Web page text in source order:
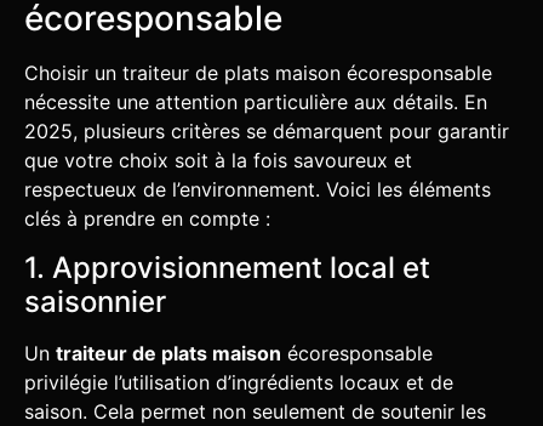
écoresponsable
Choisir un traiteur de plats maison écoresponsable
nécessite une attention particulière aux détails. En
2025, plusieurs critères se démarquent pour garantir
que votre choix soit à la fois savoureux et
respectueux de l’environnement. Voici les éléments
clés à prendre en compte :
1. Approvisionnement local et
saisonnier
Un traiteur de plats maison écoresponsable
privilégie l’utilisation d’ingrédients locaux et de
saison. Cela permet non seulement de soutenir les